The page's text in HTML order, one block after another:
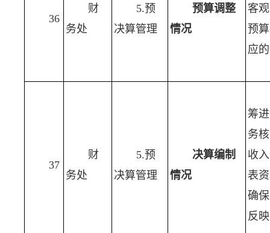
36
财
务处
5.预
决算管理
预算调整
情况
客
预
应
37
财
务处
5.预
决算管理
决算编制
情况
筹
务
收
表
确
反